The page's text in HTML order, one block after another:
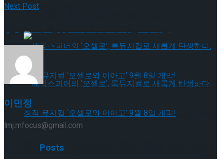
트’ 9월 개막
셰익스피어의 ‘오셀로’, 록뮤지컬로 새롭게 탄생
하다.창작 뮤지컬 ‘오셀로와 이아고’ 9월 8일 개
트’ 9월 개막
셰익스피어의 ‘오셀로’, 록뮤지컬로 새롭게 탄생
Next Post
[현장스케치] 웃으며 마무리 하는 지서연
이민정
lmj.mfocus@gmail.com
Posts